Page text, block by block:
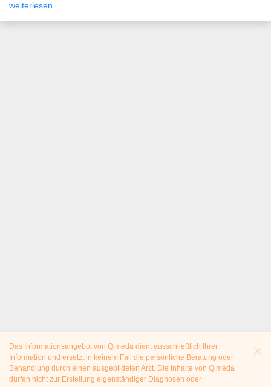
weiterlesen
Das Informationsangebot von Qimeda dient ausschließlich Ihrer
Information und ersetzt in keinem Fall die persönliche Beratung oder
Behandlung durch einen ausgebildeten Arzt. Die Inhalte von Qimeda
dürfen nicht zur Erstellung eigenständiger Diagnosen oder